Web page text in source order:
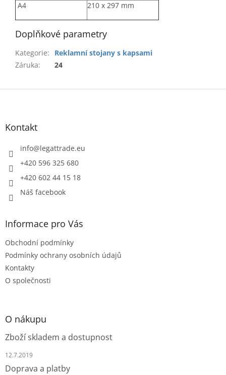
A4 210 x 297 mm
Doplňkové parametry
Kategorie:
Reklamní stojany s kapsami
Záruka: 24
Z
Kontakt
info@legattrade.eu
+420 596 325 680
+420 602 44 15 18
Náš facebook
Informace pro Vás
Obchodní podmínky
Podmínky ochrany osobních údajů
Kontakty
O společnosti
O nákupu
Zboží skladem a dostupnost
12.7.2019
Doprava a platby